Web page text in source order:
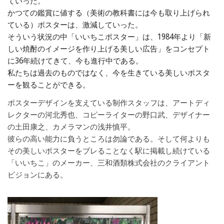
かつての鑑賞に値する（美術の教科書には今も取り上げられ
ている）ポスターは、激減していった。
そういう状況の中「いいちこポスター」は、1984年より「新
しい焼酎のイメージを作り上げる美しい広告」をコンセプト
に36年続けてきて、今も進行中である。
私たちは過去のものではなく、今を生きている美しいポスタ
ーを観ることができる。
ポスターデザインを支えている制作スタッフは、アートディ
レクターの河北秀也、コピーライターの野口武、デザイナー
の土田康之、カメラマンの浅井慎平。
彼らの高い能力に負うところは勿論である。そして何よりも
その美しいポスターをブレることなく駅に掲載し続けている
「いいちこ」のメーカー、三和酒類株式会社のクライアント
ビジョンにある。